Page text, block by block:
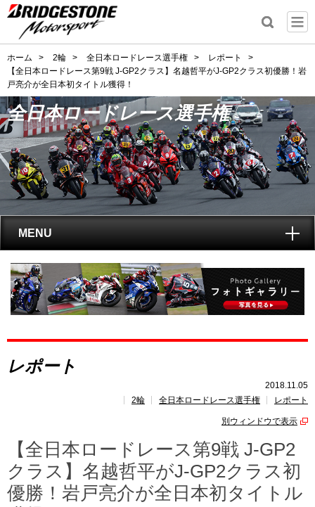
ホーム > 2輪 > 全日本ロードレース選手権 > レポート
>
【全日本ロードレース第9戦 J-GP2クラス】名越哲平がJ-GP2クラス初優勝！岩
戸亮介が全日本初タイトル獲得！
全日本ロードレース選手権
MENU
トップ
全日本ロードレース選手権とは?
レポート
速報
ポイントランキング
レポート
2018.11.05
2輪
全日本ロードレース選手権 レポート
別ウィンドウで表示
【全日本ロードレース第9戦 J-GP2
クラス】名越哲平がJ-GP2クラス初
優勝！岩戸亮介が全日本初タイトル